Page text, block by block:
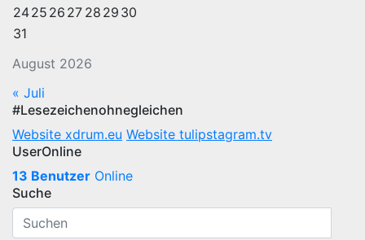
August 2026
2425 26 27 28 29 30
31
« Juli
#Lesezeichenohnegleichen
Website xdrum.eu Website tulipstagram.tv
UserOnline
13 Benutzer Online
Suche